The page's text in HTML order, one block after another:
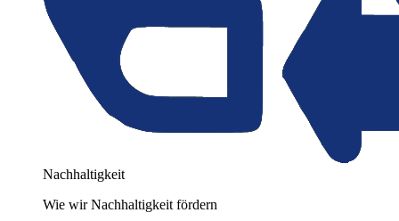
Nachhaltigkeit
Wie wir Nachhaltigkeit fördern